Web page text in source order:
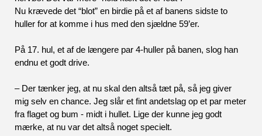
Nu krævede det “blot” en birdie på et af banens sidste to
huller for at komme i hus med den sjældne 59’er.
På 17. hul, et af de længere par 4-huller på banen, slog han
endnu et godt drive.
– Der tænker jeg, at nu skal den altså tæt på, så jeg giver
mig selv en chance. Jeg slår et fint andetslag op et par meter
fra flaget og bum - midt i hullet. Lige der kunne jeg godt
mærke, at nu var det altså noget specielt.